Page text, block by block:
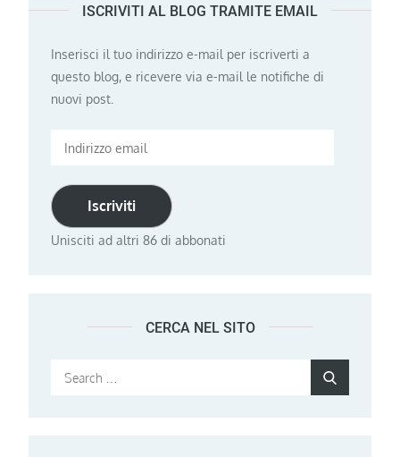
ISCRIVITI AL BLOG TRAMITE EMAIL
Inserisci il tuo indirizzo e-mail per iscriverti a
questo blog, e ricevere via e-mail le notifiche di
nuovi post.
Indirizzo
Iscriviti
Unisciti ad altri 86 di abbonati
CERCA NEL SITO
Search